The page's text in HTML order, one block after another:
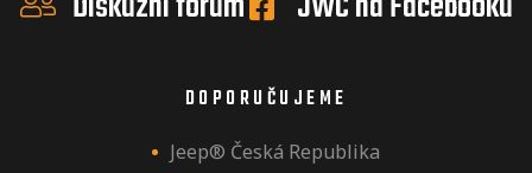
DOPORUČUJEME
Jeep® Česká Republika